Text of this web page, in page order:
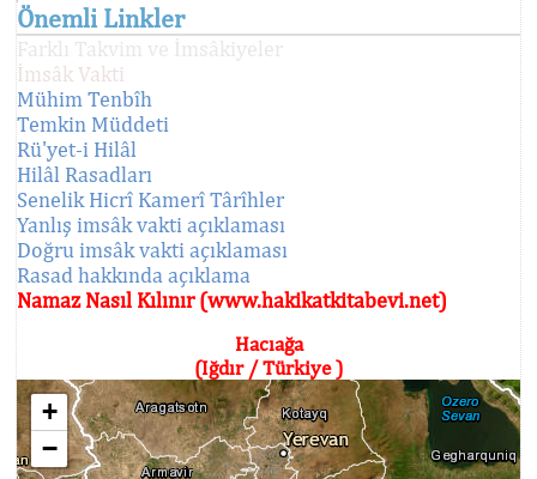
Önemli Linkler
Farklı Takvim ve İmsâkiyeler
İmsâk Vakti
Mühim Tenbîh
Temkin Müddeti
Rü'yet-i Hilâl
Hilâl Rasadları
Senelik Hicrî Kamerî Târîhler
Yanlış imsâk vakti açıklaması
Doğru imsâk vakti açıklaması
Rasad hakkında açıklama
Namaz Nasıl Kılınır (www.hakikatkitabevi.net)
Hacıağa
(Iğdır / Türkiye )
+
−